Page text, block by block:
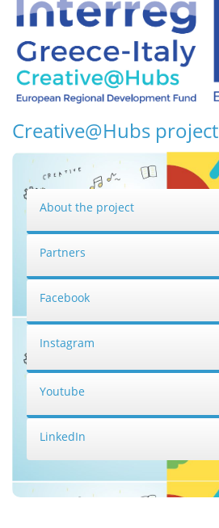
Creative@Hubs project
About the project
Partners
Facebook
Instagram
Youtube
LinkedIn